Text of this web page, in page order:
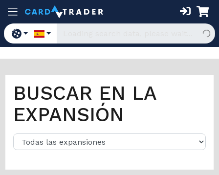
BUSCAR EN LA
EXPANSIÓN